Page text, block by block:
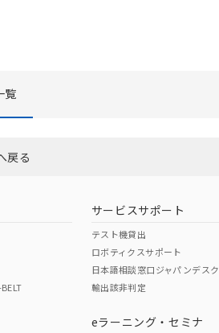
ダウンロード
覧
戻る
サービスサポート
テスト機貸出
ロボティクスサポート
日本語相談窓口ジャパンデスク
輸出該非判定
eラーニング・セミナ